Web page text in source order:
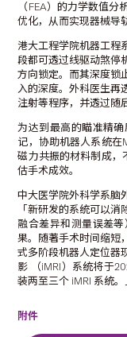
（FEA）的力学数值
优化，从而实现器械导
港大工程学院机器工程
段都可透过线驱动煞停
方向锁定。而其深度锁
入的深度。外科医生再
注射等程序，并透过随
为达到最高的瞄准精
记，协助机器人系统在
磁力共振的材料制成，
估手术成效。
中大医学院外科学系脑
「新研发的系统可以
融合差异和测量误差
果。随著手术时间缩短
式多阶段机器人定位器
影 （iMRI）系统将于
装两至三个 iMRI 系统。
附件